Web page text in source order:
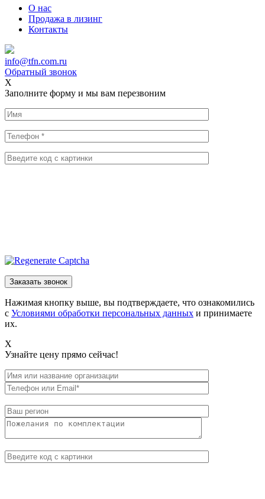
О нас
Продажа в лизинг
Контакты
info@tfn.com.ru
Обратный звонок
X
Заполните форму и мы вам перезвоним
Нажимая кнопку выше, вы подтверждаете, что ознакомились
с Условиями обработки персональных данных и принимаете
их.
X
Узнайте цену прямо сейчас!